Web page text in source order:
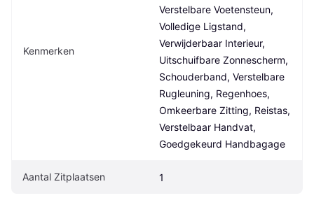
Kenmerken
Verstelbare Voetensteun,
Volledige Ligstand,
Verwijderbaar Interieur,
Uitschuifbare Zonnescherm,
Schouderband, Verstelbare
Rugleuning, Regenhoes,
Omkeerbare Zitting, Reistas,
Verstelbaar Handvat,
Goedgekeurd Handbagage
Aantal Zitplaatsen 1